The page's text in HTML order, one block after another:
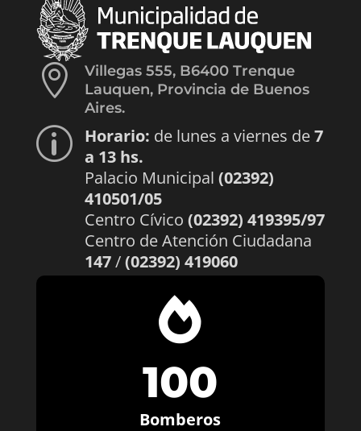

Villegas 555, B6400 Trenque
Lauquen, Provincia de Buenos
Aires.
p Horario: de lunes a viernes de7
a 13 hs.
Palacio Municipal (02392)
410501/05
Centro Cívico (02392) 419395/97
Centro de Atención Ciudadana
147/(02392) 419060

100
Bomberos